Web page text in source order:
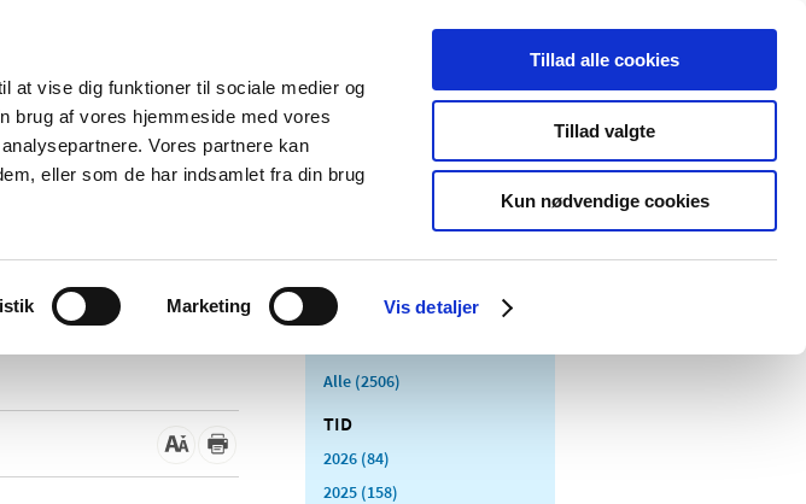
at vise dig funktioner til sociale medier og
brug af vores hjemmeside med vores
Vores partnere kan
eller som de har indsamlet fra din brug
Marketing Vis detaljer
Tillad alle cookies
Tillad valgte
Kun nødvendige cookies
Om os Kontakt Udgivelser
Apoteker og salg af
Medicinsk
Særlige
produktområder
Alle (2506)
TID
2026 (84)
2025 (158)